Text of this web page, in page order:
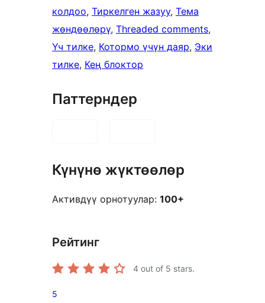
колдоо, Тиркелген жазуу, Тема
жөндөөлөрү, Threaded comments
Үч тилке, Котормо үчүн даяр, Эки
тилке, Кең блоктор
Паттерндер
Күнүнө жүктөөлөр
Активдүү орнотуулар: 100+
Рейтинг
4 out of 5 stars.
5